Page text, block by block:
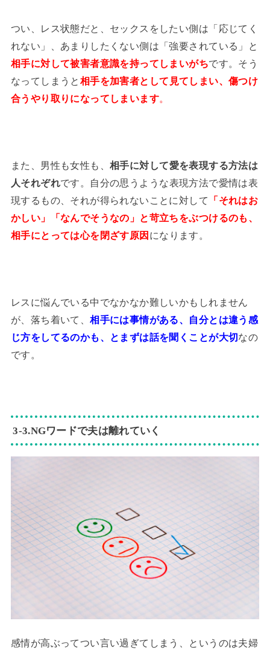
つい、レス状態だと、セックスをしたい側は「応じてく
れない」、あまりしたくない側は「強要されている」と
相手に対して被害者意識を持ってしまいがちです。そう
なってしまうと 相手を加害者として見てしまい、傷つけ
合うやり取りになってしまいます。
また、男性も女性も、相手に対して愛を表現する方法は
人それぞれです。自分の思うような表現方法で愛情は表
現するもの、それが得られないことに対して 「それはお
かしい」「なんでそうなの」と苛立ちをぶつけるのも、
相手にとっては心を閉ざす原因 になります。
レスに悩んでいる中でなかなか難しいかもしれません
が、落ち着いて、相手には事情がある、自分とは違う感
じ方をしてるのかも、とまずは話を聞くことが大切なの
です。
3‐3.NGワードで夫は離れていく
感情が高ぶってつい言い過ぎてしまう、というのは夫婦